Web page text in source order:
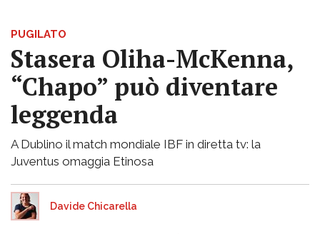
PUGILATO
Stasera Oliha-McKenna,
“Chapo” può diventare
leggenda
A Dublino il match mondiale IBF in diretta tv: la
Juventus omaggia Etinosa
Davide Chicarella